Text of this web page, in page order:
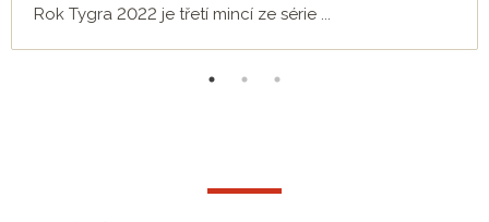
Rok Tygra 2022 je třetí mincí ze série ...